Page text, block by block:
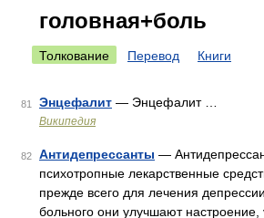
головная+боль
Толкование Перевод Книги
81 Энцефалит — Энцефалит …
Википедия
82 Антидепрессанты —
психотропные лекарственные
прежде всего для лечения
больного они улучшают